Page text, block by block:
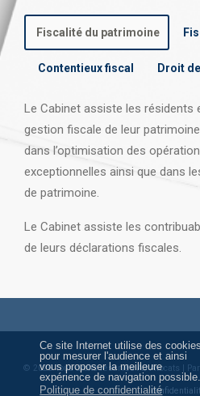
Ce site Internet utilise des cookies
pour mesurer l'audience et ainsi
vous proposer la meilleure
expérience de navigation possible.
Politique de confidentialité
Fiscalité du patrimoine
Contentieux fiscal Droit
Le Cabinet assiste les résidents
gestion fiscale de leur
dans l’optimisation des
exceptionnelles ainsi que dans
de patrimoine.
Le Cabinet assiste les
de leurs déclarations fiscales.
© 2026 Tous droits réservés AJ Avocats |